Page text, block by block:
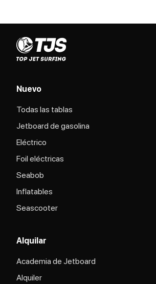
Nuevo
Todas las tablas
Jetboard de gasolina
Eléctrico
Foil eléctricas
Seabob
Inflatables
Seascooter
Alquilar
Academia de Jetboard
Alquiler